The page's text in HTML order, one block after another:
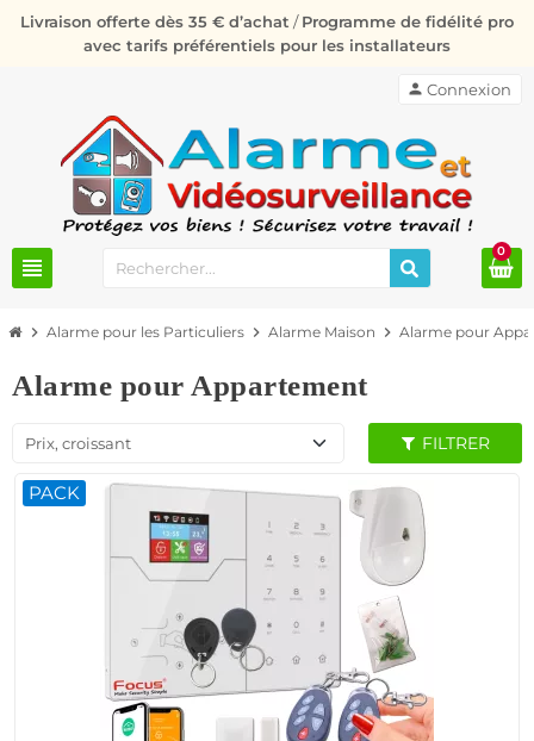
Livraison offerte dès 35 € d’achat /Programme de fidélité pro
avec tarifs préférentiels pour les installateurs
view_headline
person Connexion
0
chevron_right Alarme pour les Particuliers chevron_right Alarme Maison chevron_right Alarme pour
Alarme pour Appartement
Prix, croissant FILTRER
PACK